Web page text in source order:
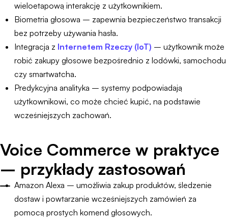
wieloetapową interakcję z użytkownikiem.
Biometria głosowa – zapewnia bezpieczeństwo transakcji
bez potrzeby używania hasła.
Integracja z Internetem Rzeczy (IoT) – użytkownik może
robić zakupy głosowe bezpośrednio z lodówki, samochodu
czy smartwatcha.
Predykcyjna analityka – systemy podpowiadają
użytkownikowi, co może chcieć kupić, na podstawie
wcześniejszych zachowań.
Voice Commerce w praktyce
– przykłady zastosowań
Amazon Alexa – umożliwia zakup produktów, śledzenie
dostaw i powtarzanie wcześniejszych zamówień za
pomocą prostych komend głosowych.